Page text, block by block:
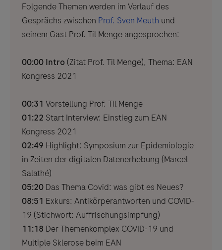
Folgende Themen werden im Verlauf des
Gesprächs zwischen Prof. Sven Meuth und
seinem Gast Prof. Til Menge angesprochen:
00:00 Intro (Zitat Prof. Til Menge), Thema: EAN
Kongress 2021
00:31 Vorstellung Prof. Til Menge
01:22 Start Interview: Einstieg zum EAN
Kongress 2021
02:49 Highlight: Symposium zur Epidemiologie
in Zeiten der digitalen Datenerhebung (Marcel
Salathé)
05:20 Das Thema Covid: was gibt es Neues?
08:51 Exkurs: Antikörperantworten und COVID-
19 (Stichwort: Auffrischungsimpfung)
11:18 Der Themenkomplex COVID-19 und
Multiple Sklerose beim EAN